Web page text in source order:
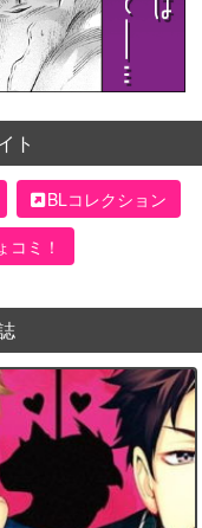
ト
BLコレクション
コミ！